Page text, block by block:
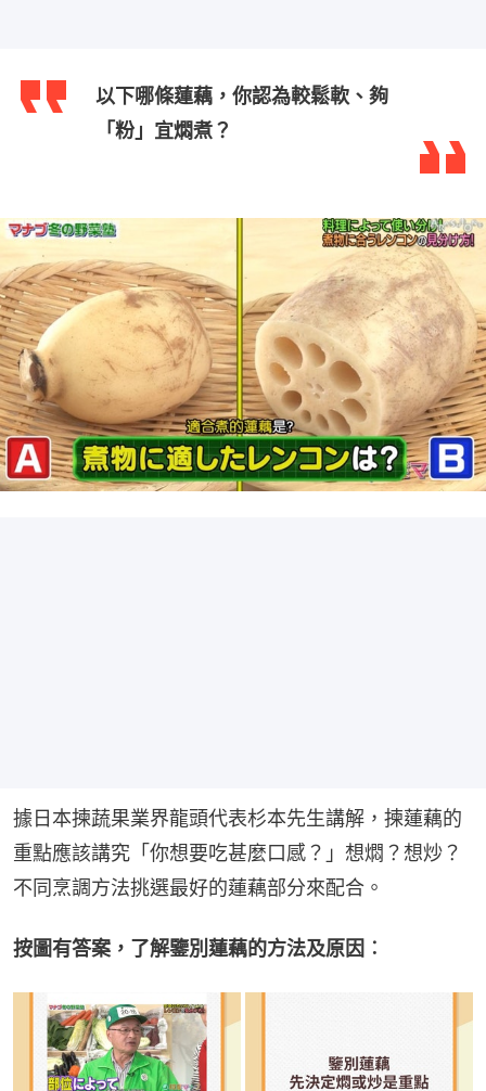
以下哪條蓮藕，你認為較鬆軟、夠
「粉」宜燜煮？
據日本揀蔬果業界龍頭代表杉本先生講解，揀蓮藕的
重點應該講究「你想要吃甚麼口感？」想燜？想炒？
不同烹調方法挑選最好的蓮藕部分來配合。
按圖有答案，了解鑒別蓮藕的方法及原因︰